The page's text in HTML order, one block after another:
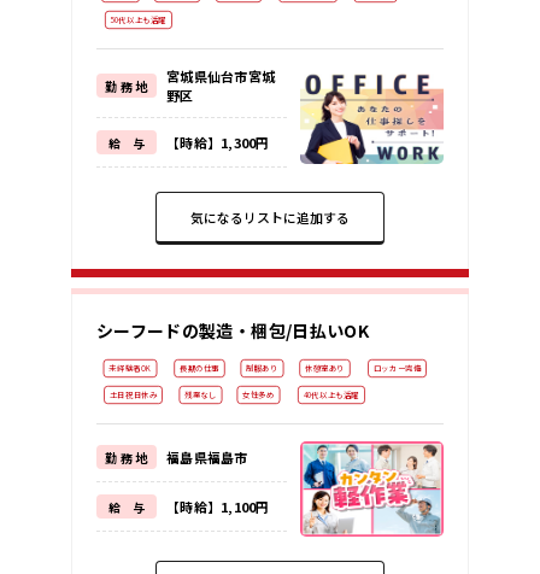
50代以上も活躍
勤 務 地
宮城県仙台市宮城
野区
給 与 【時給】1,300円
気になるリストに追加する
シーフードの製造・梱包/日払いOK
未経験者OK 長期の仕事 制服あり 休憩室あり ロッカー完備
土日祝日休み 残業なし 女性多め 40代以上も活躍
勤 務 地 福島県福島市
給 与 【時給】1,100円